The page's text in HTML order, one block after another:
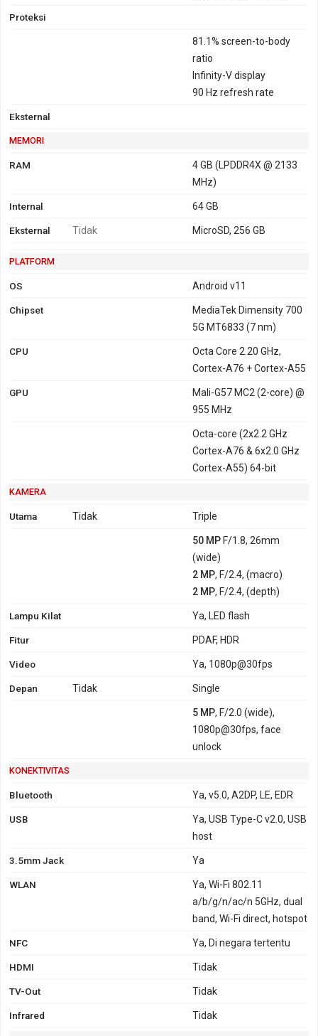
Proteksi
81.1% screen-to-body
ratio
Infinity-V display
90 Hz refresh rate
Eksternal
MEMORI
RAM
4 GB (LPDDR4X @ 2133
MHz)
Internal 64 GB
Eksternal Tidak MicroSD, 256 GB
PLATFORM
OS Android v11
Chipset
MediaTek Dimensity 700
5G MT6833 (7 nm)
CPU
Octa Core 2.20 GHz,
Cortex-A76 + Cortex-A55
GPU
Mali-G57 MC2 (2-core) @
955 MHz
Octa-core (2x2.2 GHz
Cortex-A76 & 6x2.0 GHz
Cortex-A55) 64-bit
KAMERA
Utama Tidak Triple
50 MPF/1.8, 26mm
(wide)
2 MP, F/2.4, (macro)
2 MP, F/2.4, (depth)
Lampu Kilat Ya, LED flash
Fitur PDAF, HDR
Video Ya, 1080p@30fps
Depan Tidak Single
5 MP, F/2.0 (wide),
1080p@30fps, face
unlock
KONEKTIVITAS
Bluetooth Ya, v5.0, A2DP, LE, EDR
USB
Ya, USB Type-C v2.0, USB
host
3.5mm Jack Ya
WLAN
Ya, Wi-Fi 802.11
a/b/g/n/ac/n 5GHz, dual
band, Wi-Fi direct, hotspot
NFC Ya, Di negara tertentu
HDMI Tidak
TV-Out Tidak
Infrared Tidak